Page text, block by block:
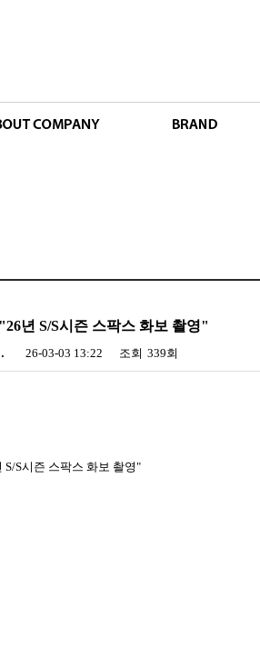
년 S/S시즌 스팍스 화보 촬영"
26-03-03 13:22 조회 339회
S시즌 스팍스 화보 촬영"